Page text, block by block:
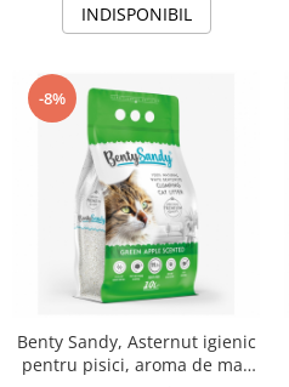
INDISPONIBIL
-8%
Benty Sandy, Asternut igienic
pentru pisici, aroma de mar